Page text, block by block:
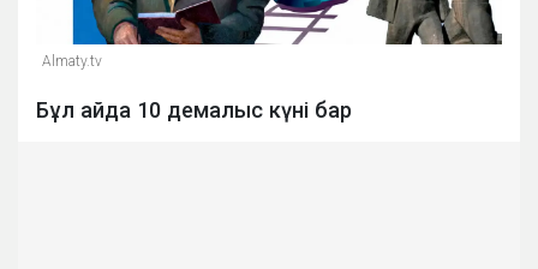
Almaty.tv
Бұл айда 10 демалыс күні бар